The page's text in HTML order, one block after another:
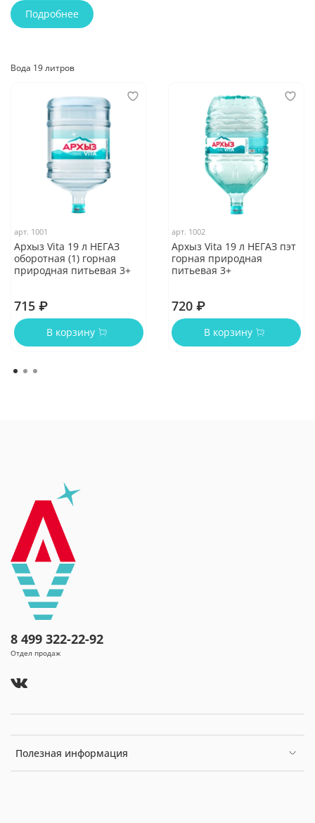
Подробнее
Вода 19 литров
арт. 1001
Архыз Vita 19 л НЕГАЗ
оборотная (1) горная
природная питьевая 3+
715 ₽
В корзину
арт. 1002
Архыз Vita 19 л НЕГАЗ пэт
горная природная
питьевая 3+
720 ₽
В корзину
Полезная информация
8 499 322-22-92
Отдел продаж